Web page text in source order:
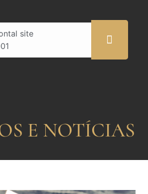
E NOTÍCIAS